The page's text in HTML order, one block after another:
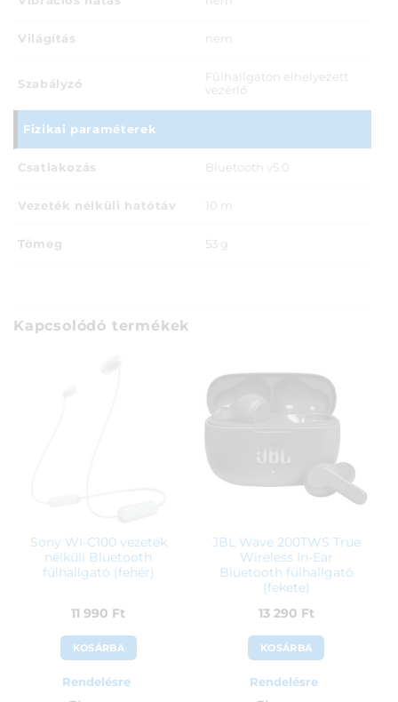
Világítás nem
Szabályzó
Fülhallgatón elhelyezett
vezérlő
Fizikai paraméterek
Csatlakozás Bluetooth v5.0
Vezeték nélküli hatótáv 10 m
Tömeg 53 g
Kapcsolódó termékek
Sony WI-C100 vezeték
nélküli Bluetooth
fülhallgató (fehér)
11 990 Ft
KOSÁRBA
Rendelésre
JBL Wave 200TWS True
Wireless In-Ear
Bluetooth fülhallgató
(fekete)
13 290 Ft
KOSÁRBA
Rendelésre